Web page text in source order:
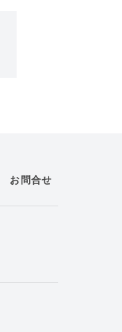
お問合せ